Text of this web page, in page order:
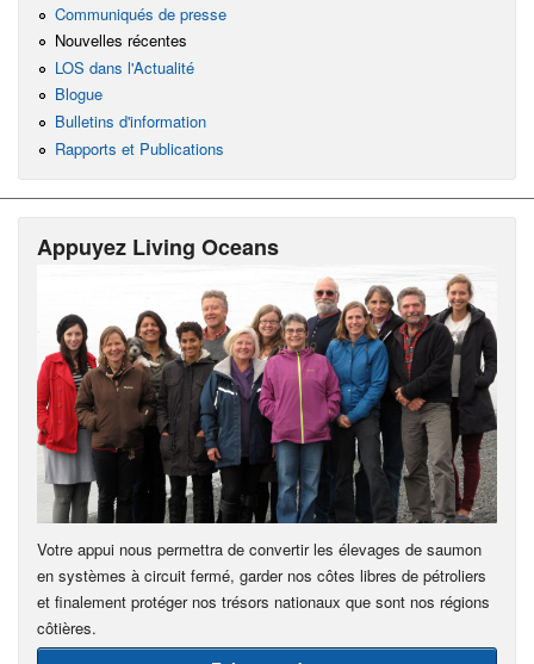
Communiqués de presse
Nouvelles récentes
LOS dans l'Actualité
Blogue
Bulletins d'information
Rapports et Publications
Appuyez Living Oceans
Votre appui nous permettra de convertir les élevages de saumon
en systèmes à circuit fermé, garder nos côtes libres de pétroliers
et finalement protéger nos trésors nationaux que sont nos régions
côtières.